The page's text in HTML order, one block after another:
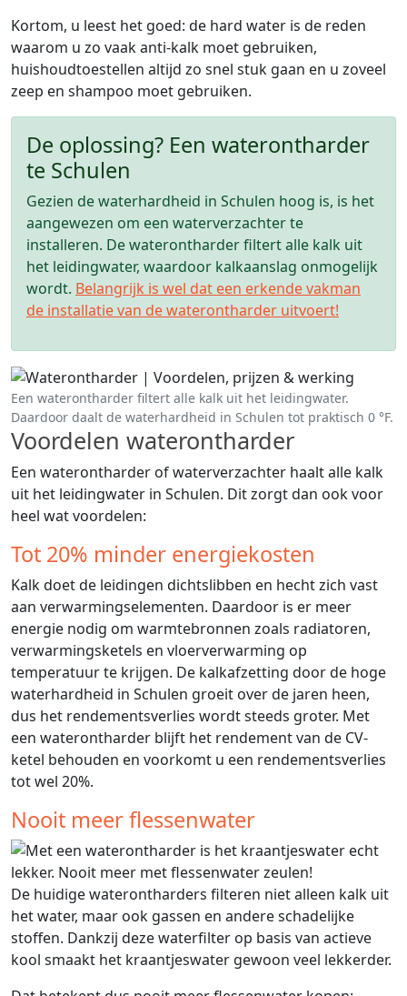
Kortom, u leest het goed: de hard water is de reden
waarom u zo vaak anti-kalk moet gebruiken,
huishoudtoestellen altijd zo snel stuk gaan en u zoveel
zeep en shampoo moet gebruiken.
De oplossing? Een waterontharder
te Schulen
Gezien de waterhardheid in Schulen hoog is, is het
aangewezen om een waterverzachter te
installeren. De waterontharder filtert alle kalk uit
het leidingwater, waardoor kalkaanslag onmogelijk
wordt. Belangrijk is wel dat een erkende vakman
de installatie van de waterontharder uitvoert!
Een waterontharder filtert alle kalk uit het leidingwater.
Daardoor daalt de waterhardheid in Schulen tot praktisch 0 °F.
Voordelen waterontharder
Een waterontharder of waterverzachter haalt alle kalk
uit het leidingwater in Schulen. Dit zorgt dan ook voor
heel wat voordelen:
Tot 20% minder energiekosten
Kalk doet de leidingen dichtslibben en hecht zich vast
aan verwarmingselementen. Daardoor is er meer
energie nodig om warmtebronnen zoals radiatoren,
verwarmingsketels en vloerverwarming op
temperatuur te krijgen. De kalkafzetting door de hoge
waterhardheid in Schulen groeit over de jaren heen,
dus het rendementsverlies wordt steeds groter. Met
een waterontharder blijft het rendement van de CV-
ketel behouden en voorkomt u een rendementsverlies
tot wel 20%.
Nooit meer flessenwater
De huidige waterontharders filteren niet alleen kalk uit
het water, maar ook gassen en andere schadelijke
stoffen. Dankzij deze waterfilter op basis van actieve
kool smaakt het kraantjeswater gewoon veel lekkerder.